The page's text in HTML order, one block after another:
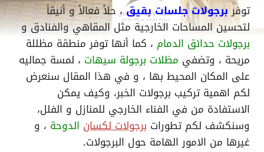
توفربرجولات جلسات بقيق، حلاً فعالاً و أنيقاَ
لتحسين المساحات الخارجية مثل المقاهي والفنادق و
برجولات حدائق الدمام ، كما أنها توفر منطقة مظللة
مريحة ، وتضفي مظلات برجولة سيهات ، لمسة جماليه
على المكان المحيط بها ، و في هذا المقال سنعرض
لكم اهمية تركيب برجولات الخبر، وكيف يمكن
الاستفادة من في الفناء الخارجي للمنازل و الفلل،
وسنكشف لكم تطورات برجولات لكسان الدوحة ، و
غيرها من الامور الهامة حول البرجولات.